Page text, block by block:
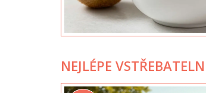
NEJLÉPE